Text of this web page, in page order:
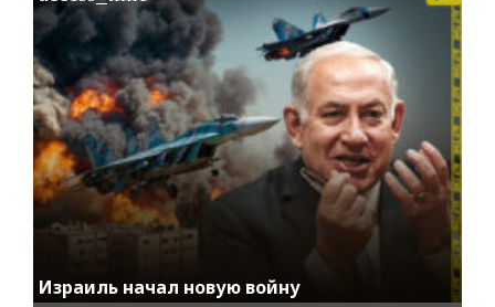
Израиль начал новую войну